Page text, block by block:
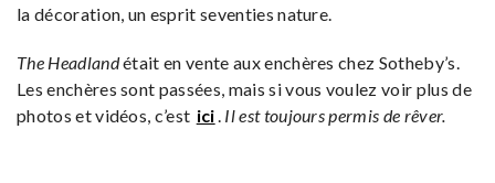
la décoration, un esprit seventies nature.
The Headlandétait en vente aux enchères chez Sotheby’s.
Les enchères sont passées, mais si vous voulez voir plus de
photos et vidéos, c’est ici.Il est toujours permis de rêver.